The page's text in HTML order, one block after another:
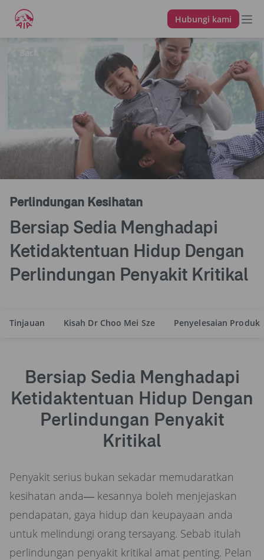
Hubungi kami
Back
Perlindungan Kesihatan
Bersiap Sedia Menghadapi
Ketidaktentuan Hidup Dengan
Perlindungan Penyakit Kritikal
Tinjauan Kisah Dr Choo Mei Sze Penyelesaian Produk
Bersiap Sedia Menghadapi
Ketidaktentuan Hidup Dengan
Perlindungan Penyakit
Kritikal
Penyakit serius bukan sekadar memudaratkan
kesihatan anda— kesannya boleh menjejaskan
pendapatan, gaya hidup dan keupayaan anda
untuk melindungi orang tersayang. Sebab itulah
perlindungan penyakit kritikal amat penting. Pelan